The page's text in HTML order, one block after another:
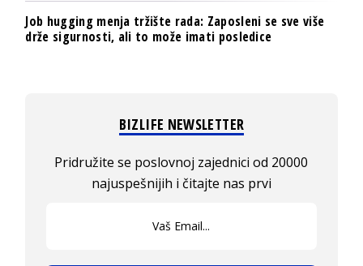
Job hugging menja tržište rada: Zaposleni se sve više
drže sigurnosti, ali to može imati posledice
BIZLIFE NEWSLETTER
Pridružite se poslovnoj zajednici od 20000
najuspešnijih i čitajte nas prvi